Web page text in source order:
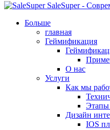
SaleSuper -
Больше
главная
Геймификация
О нас
Услуги
Как мы
Этапы
Дизайн
IOS